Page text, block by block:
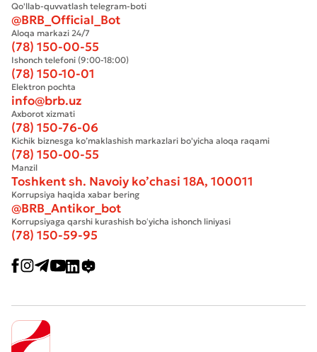
Qo'llab-quvvatlash telegram-boti
@BRB_Official_Bot
Aloqa markazi 24/7
(78) 150-00-55
Ishonch telefoni (9:00-18:00)
(78) 150-10-01
Elektron pochta
info@brb.uz
Axborot xizmati
(78) 150-76-06
Kichik biznesga ko’maklashish markazlari bo'yicha aloqa raqami
(78) 150-00-55
Manzil
Toshkent sh. Navoiy ko’chasi 18А, 100011
Korrupsiya haqida xabar bering
@BRB_Antikor_bot
Korrupsiyaga qarshi kurashish boʻyicha ishonch liniyasi
(78) 150-59-95